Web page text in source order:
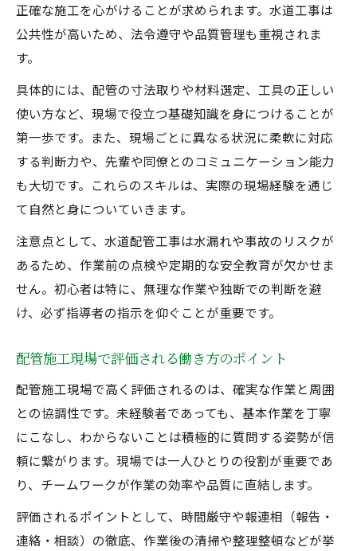
正確な施工を心がけることが求められます。水道工事は
公共性が高いため、法令遵守や品質管理も重視されま
す。
具体的には、配管の寸法取りや材料選定、工具の正しい
使い方など、現場で役立つ基礎知識を身につけることが
第一歩です。また、現場ごとに異なる状況に柔軟に対応
する判断力や、先輩や同僚とのコミュニケーション能力
も大切です。これらのスキルは、実際の現場経験を通じ
て自然と身についていきます。
注意点として、水道配管工事は水漏れや事故のリスクが
あるため、作業前の点検や定期的な安全教育が欠かせま
せん。初心者は特に、無理な作業や独断での判断を避
け、必ず指導者の指示を仰ぐことが重要です。
配管施工現場で評価される働き方のポイント
配管施工現場で高く評価されるのは、確実な作業と周囲
との協調性です。未経験者であっても、基本作業を丁寧
にこなし、わからないことは積極的に質問する姿勢が信
頼に繋がります。現場では一人ひとりの役割が重要であ
り、チームワークが作業の効率や品質に直結します。
評価されるポイントとして、時間厳守や報連相（報告・
連絡・相談）の徹底、作業後の清掃や整理整頓などが挙